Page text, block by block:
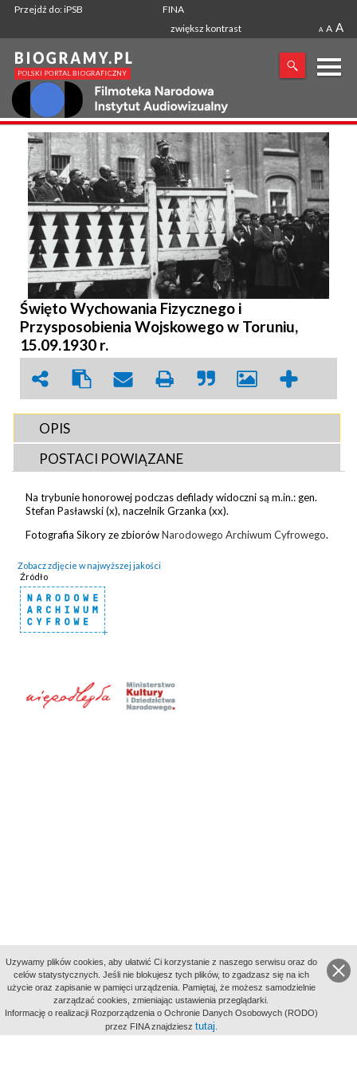
Przejdź do: iPSB
FINA
zwiększ kontrast
A A A
X
SZUKANA FRAZA
Święto Wychowania Fizycznego i
Przysposobienia Wojskowego w Toruniu,
15.09.1930 r.
OPIS
POSTACI POWIĄZANE
Na trybunie honorowej podczas defilady widoczni są m.in.: gen.
Stefan Pasławski (x), naczelnik Grzanka (xx).
Fotografia Sikory ze zbiorówNarodowego Archiwum Cyfrowego.
Zobacz zdjęcie w najwyższej jakości
Źródło
aktywności
Uzywamy plików cookies, aby ułatwić Ci korzystanie z naszego serwisu oraz do
celów statystycznych. Jeśli nie blokujesz tych plików, to zgadzasz się na ich
użycie oraz zapisanie w pamięci urządzenia. Pamiętaj, że możesz samodzielnie
zarządzać cookies, zmieniając ustawienia przeglądarki.
Informację o realizacji Rozporządzenia o Ochronie Danych Osobowych (RODO)
przez FINA znajdziesz tutaj